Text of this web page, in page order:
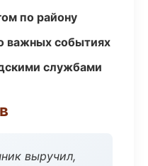
по району
важных событиях
службами
выручил,